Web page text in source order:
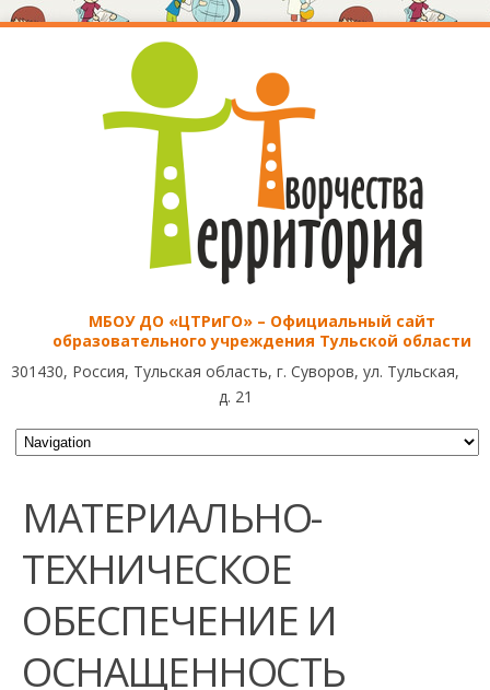
МБОУ ДО «ЦТРиГО» – Официальный сайт
образовательного учреждения Тульской области
301430, Россия, Тульская область, г. Суворов, ул. Тульская,
д. 21
МАТЕРИАЛЬНО-
ТЕХНИЧЕСКОЕ
ОБЕСПЕЧЕНИЕ И
ОСНАЩЕННОСТЬ